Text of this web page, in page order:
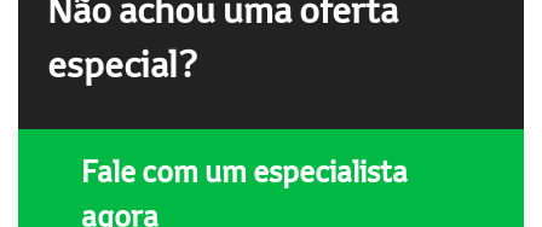
especial?
Fale com um especialista
agora